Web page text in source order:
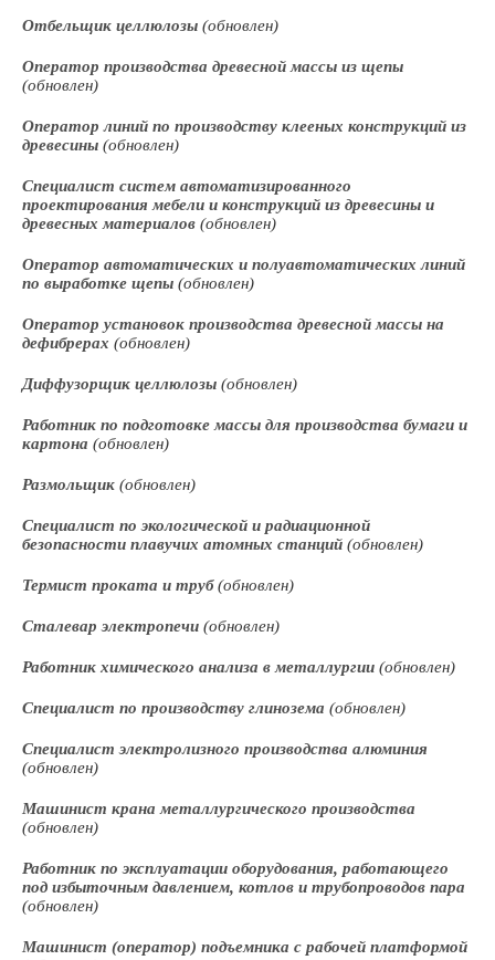
Отбельщик целлюлозы (обновлен)
Оператор производства древесной массы из щепы
(обновлен)
Оператор линий по производству клееных конструкций из
древесины (обновлен)
Специалист систем автоматизированного
проектирования мебели и конструкций из древесины и
древесных материалов (обновлен)
Оператор автоматических и полуавтоматических линий
по выработке щепы (обновлен)
Оператор установок производства древесной массы на
дефибрерах (обновлен)
Диффузорщик целлюлозы (обновлен)
Работник по подготовке массы для производства бумаги и
картона (обновлен)
Размольщик (обновлен)
Специалист по экологической и радиационной
безопасности плавучих атомных станций (обновлен)
Термист проката и труб(обновлен)
Сталевар электропечи (обновлен)
Работник химического анализа в металлургии (обновлен)
Специалист по производству глинозема (обновлен)
Специалист электролизного производства алюминия
(обновлен)
Машинист крана металлургического производства
(обновлен)
Работник по эксплуатации оборудования, работающего
под избыточным давлением, котлов и трубопроводов пара
(обновлен)
Машинист (оператор) подъемника с рабочей платформой